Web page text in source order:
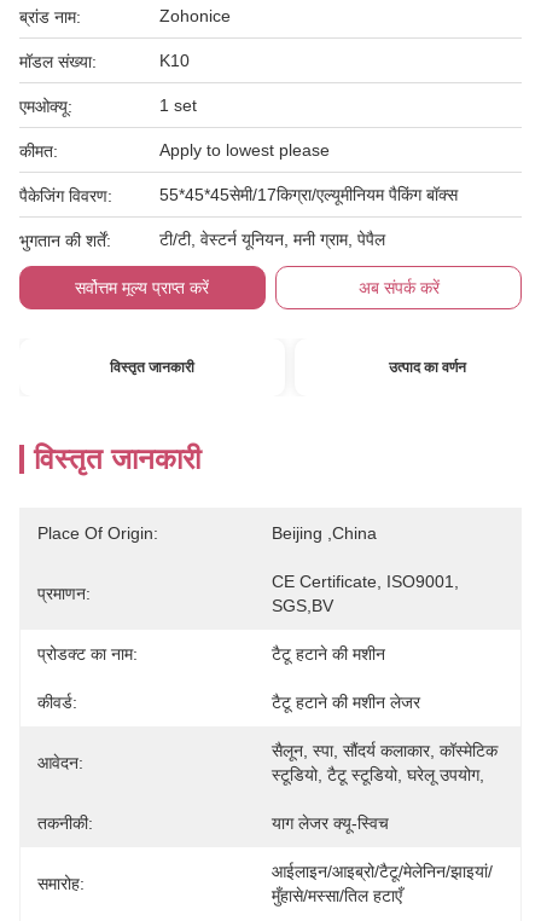
ब्रांड नाम: Zohonice
मॉडल संख्या: K10
एमओक्यू: 1 set
कीमत: Apply to lowest please
पैकेजिंग विवरण: 55*45*45सेमी/17किग्रा/एल्यूमीनियम पैकिंग बॉक्स
भुगतान की शर्तें: टी/टी, वेस्टर्न यूनियन, मनी ग्राम, पेपैल
सर्वोत्तम मूल्य प्राप्त करें अब संपर्क करें
विस्तृत जानकारी उत्पाद का वर्णन
विस्तृत जानकारी
Place Of Origin: Beijing ,China
प्रमाणन:
CE Certificate, ISO9001,
SGS,BV
प्रोडक्ट का नाम: टैटू हटाने की मशीन
कीवर्ड: टैटू हटाने की मशीन लेजर
आवेदन:
सैलून, स्पा, सौंदर्य कलाकार, कॉस्मेटिक
स्टूडियो, टैटू स्टूडियो, घरेलू उपयोग,
तकनीकी: याग लेजर क्यू-स्विच
समारोह:
आईलाइन/आइब्रो/टैटू/मेलेनिन/झाइयां/
मुँहासे/मस्सा/तिल हटाएँ